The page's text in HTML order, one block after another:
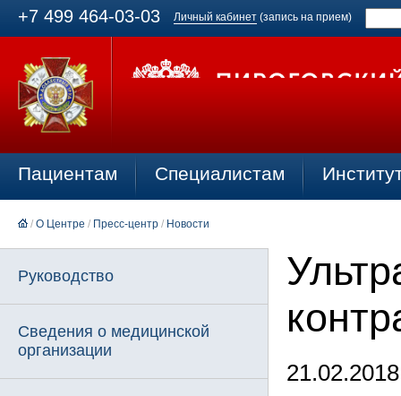
+7 499 464-03-03 Личный кабинет (запись на прием)
Пациентам Специалистам
/ О Центре / Пресс-центр / Новости
Руководство
Сведения о медицинской
организации
21.02.2018